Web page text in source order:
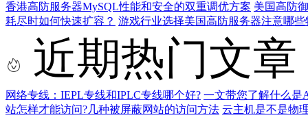
香港高防服务器MySQL性能和安全的双重调优方案 美国高防
耗尽时如何快速扩容？ 游戏行业选择美国高防服务器注意哪
近期热门文章
网络专线：IEPL专线和IPLC专线哪个好? 一文带您了解什么是
站怎样才能访问?几种被屏蔽网站的访问方法 云主机是不是物